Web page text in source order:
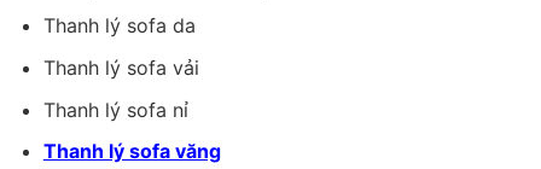
Thanh lý sofa da
Thanh lý sofa vải
Thanh lý sofa nỉ
Thanh lý sofa văng